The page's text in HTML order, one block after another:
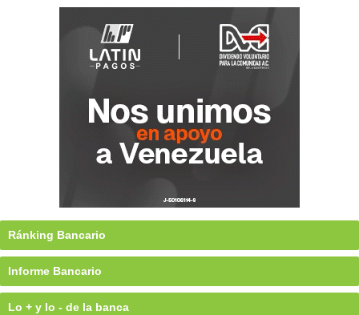
Ránking Bancario
Informe Bancario
Lo + y lo - de la banca